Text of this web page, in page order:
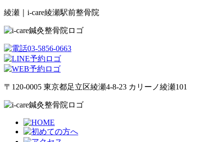
綾瀬｜i-care綾瀬駅前整骨院
〒120-0005 東京都足立区綾瀬4-8-23 カリーノ綾瀬101